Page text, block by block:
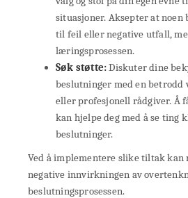
situasjoner. Aksepter at
til feil eller negative utfall,
læringsprosessen.
Søk støtte:Diskuter dine
beslutninger med en betrodd
eller profesjonell rådgiver. Å
kan hjelpe deg med å se ting
beslutninger.
Ved å implementere slike tiltak kan
negative innvirkningen av
beslutningsprosessen.